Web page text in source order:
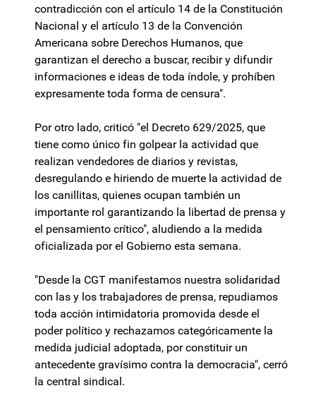
contradicción con el artículo 14 de la Constitución
Nacional y el artículo 13 de la Convención
Americana sobre Derechos Humanos, que
garantizan el derecho a buscar, recibir y difundir
informaciones e ideas de toda índole, y prohíben
expresamente toda forma de censura".
Por otro lado, criticó "el Decreto 629/2025, que
tiene como único fin golpear la actividad que
realizan vendedores de diarios y revistas,
desregulando e hiriendo de muerte la actividad de
los canillitas, quienes ocupan también un
importante rol garantizando la libertad de prensa y
el pensamiento crítico", aludiendo a la medida
oficializada por el Gobierno esta semana.
"Desde la CGT manifestamos nuestra solidaridad
con las y los trabajadores de prensa, repudiamos
toda acción intimidatoria promovida desde el
poder político y rechazamos categóricamente la
medida judicial adoptada, por constituir un
antecedente gravísimo contra la democracia", cerró
la central sindical.